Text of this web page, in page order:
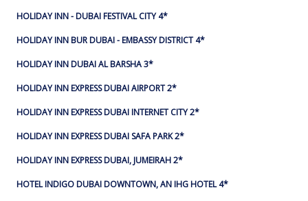
HOLIDAY INN - DUBAI FESTIVAL CITY 4*
HOLIDAY INN BUR DUBAI - EMBASSY DISTRICT 4*
HOLIDAY INN DUBAI AL BARSHA 3*
HOLIDAY INN EXPRESS DUBAI AIRPORT 2*
HOLIDAY INN EXPRESS DUBAI INTERNET CITY 2*
HOLIDAY INN EXPRESS DUBAI SAFA PARK 2*
HOLIDAY INN EXPRESS DUBAI, JUMEIRAH 2*
HOTEL INDIGO DUBAI DOWNTOWN, AN IHG HOTEL 4*